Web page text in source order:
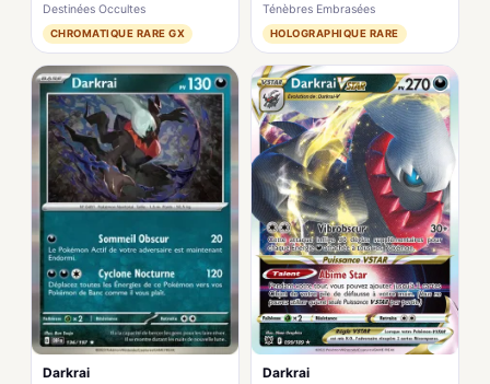
Destinées Occultes
CHROMATIQUE RARE GX
Ténèbres Embrasées
HOLOGRAPHIQUE RARE
Darkrai Darkrai